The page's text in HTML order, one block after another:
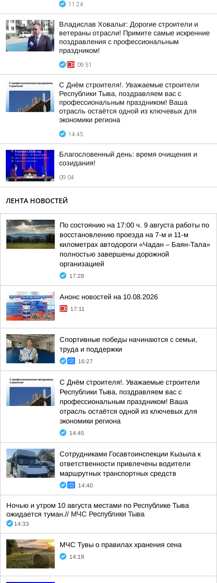
11:24
Владислав Ховалыг: Дорогие строители и
ветераны отрасли! Примите самые искренние
поздравления с профессиональным
праздником!
09:51
С Днём строителя!. Уважаемые строители
Республики Тыва, поздравляем вас с
профессиональным праздником! Ваша
отрасль остаётся одной из ключевых для
экономики региона
14:45
Благословенный день: время очищения и
созидания!
09:04
ЛЕНТА НОВОСТЕЙ
По состоянию на 17:00 ч. 9 августа работы по
восстановлению проезда на 7-м и 11-м
километрах автодороги «Чадан – Баян-Тала»
полностью завершены дорожной
организацией
17:28
Анонс новостей на 10.08.2026
17:11
Спортивные победы начинаются с семьи,
труда и поддержки
16:27
С Днём строителя!. Уважаемые строители
Республики Тыва, поздравляем вас с
профессиональным праздником! Ваша
отрасль остаётся одной из ключевых для
экономики региона
14:45
Сотрудниками Госавтоинспекции Кызыла к
ответственности привлечены водители
маршрутных транспортных средств
14:40
Ночью и утром 10 августа местами по Республике Тыва
ожидается туман.// МЧС Республики Тыва
14:33
МЧС Тувы о правилах хранения сена
14:18